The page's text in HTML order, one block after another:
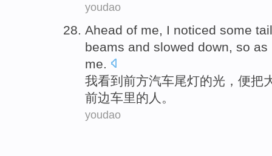
youdao
Ahead of me, I noticed some
beams and slowed down , so
me.
我看到前方汽车尾灯的光，便把
前边车里的人。
youdao